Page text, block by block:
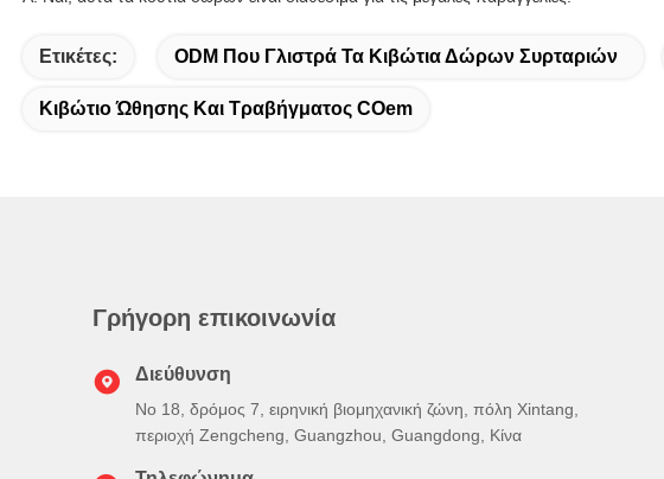
Ετικέτες: ODM Που Γλιστρά Τα Κιβώτια Δώρων Συρταριών
Κιβώτιο Ώθησης Και Τραβήγματος COem
Γρήγορη επικοινωνία
Διεύθυνση
Νο 18, δρόμος 7, ειρηνική βιομηχανική ζώνη, πόλη Xintang,
περιοχή Zengcheng, Guangzhou, Guangdong, Κίνα